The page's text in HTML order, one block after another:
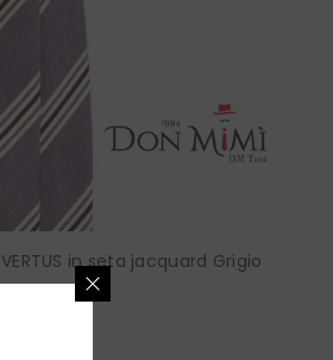
in seta jacquard Grigio
€100,00